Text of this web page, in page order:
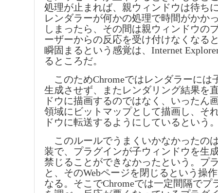
処理が止まれば、親ウィンドウは待ち
レンダラーが何かの処理で時間がかか
しまったら、その間は親ウィンドウの
ーザーからの反応を受け付けなくなる
瞬固まるという感覚は、Internet
るところだ。
このためChromeではレンダラーには
生成させず、またレンダリング結果を
ドウに描画するのではなく、いったん
領域にビットマップとして描画し、そ
ドウに転送するようにしているという
このルールでうまくいかなかったの
装で、プラグインが子ウィンドウを生
禁じることができなかったという。プ
と、そのWebページを閉じるという操
なる。そこでChromeでは一定間隔でプ